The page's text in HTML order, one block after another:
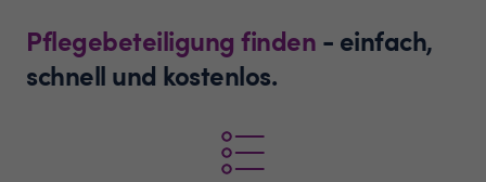
Pflegebeteiligung finden - einfach,
schnell und kostenlos.